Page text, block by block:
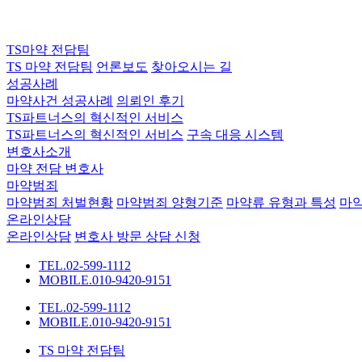
TS마약 전담팀
TS 마약 전담팀 언론보도 찾아오시는 길
성공사례
마약사건 성공사례 의뢰인 후기
TS파트너스의 혁신적인 서비스
TS파트너스의 혁신적인 서비스 구속 대응 시스템
변호사소개
마약 전담 변호사
마약범죄
마약범죄 처벌현황 마약범죄 양형기준 마약류 유형과 특성 마
온라인상담
온라인상담 변호사 방문 상담 신청
TEL.02-599-1112
MOBILE.010-9420-9151
TEL.02-599-1112
MOBILE.010-9420-9151
TS 마약 전담팀